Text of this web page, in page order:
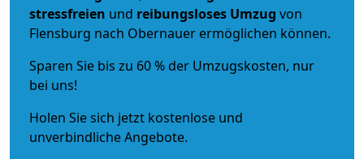
stressfreien und reibungsloses Umzug von
Flensburg nach Obernauer ermöglichen können.
Sparen Sie bis zu 60 % der Umzugskosten, nur
bei uns!
Holen Sie sich jetzt kostenlose und
unverbindliche Angebote.